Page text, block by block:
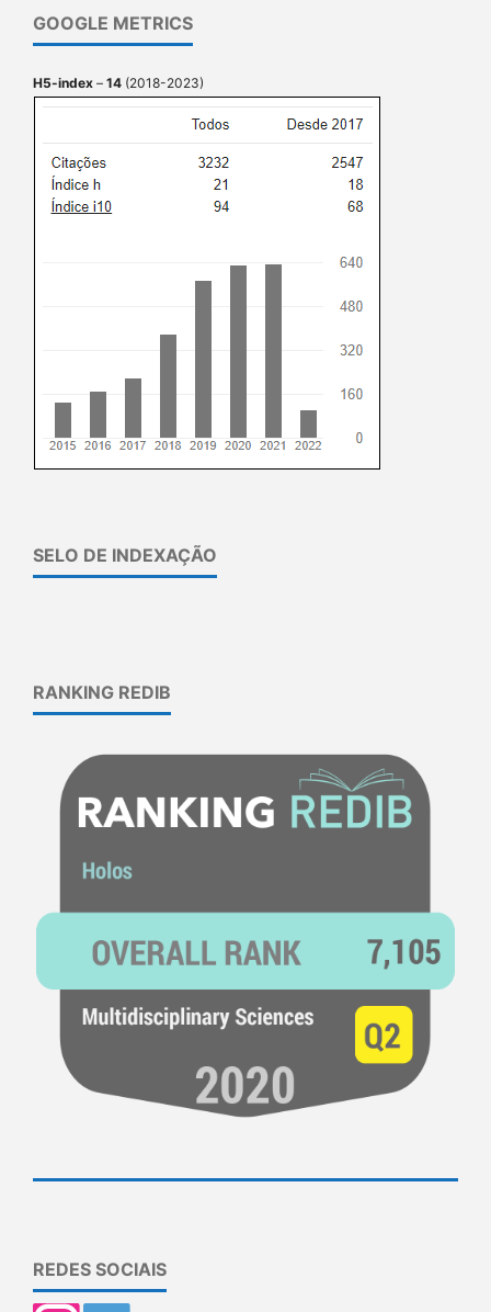
GOOGLE METRICS
H5-index – 14 (2018-2023)
SELO DE INDEXAÇÃO
RANKING REDIB
REDES SOCIAIS